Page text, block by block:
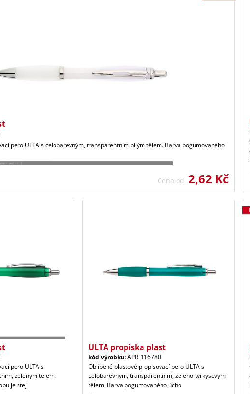
pero ULTA s celobarevným, transparentním bílým tělem. Barva pogumovaného
Cena od 2,62 Kč
pero ULTA s
zeleným tělem.
je stej
ULTA propiska plast
kód výrobku:APR_116780
Oblíbené plastové propisovací pero ULTA s
celobarevným, transparentním, zeleno-tyrkysovým
tělem. Barva pogumovaného úcho